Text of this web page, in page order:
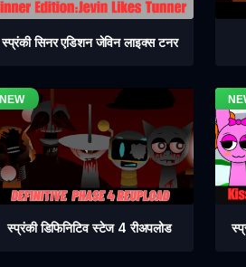
स्प्रंकी सिनर एडिशन जेविन लाइक्स टनर
स्प्रंकी डिफिनिटिव स्टेज 4 रीअपलोड